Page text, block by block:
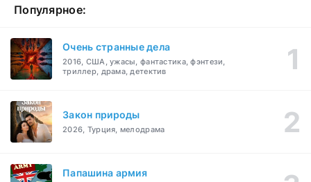
Популярное:
Очень странные дела
2016, США, ужасы, фантастика, фэнтези,
триллер, драма, детектив
Закон природы
2026, Турция, мелодрама
Папашина армия